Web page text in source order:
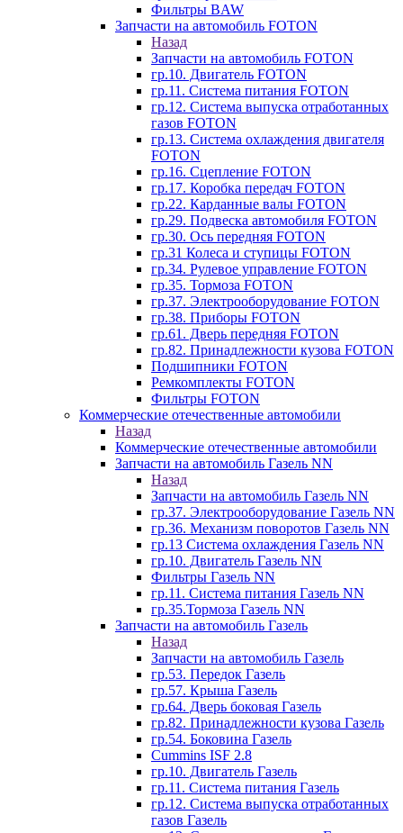
Фильтры BAW
Запчасти на автомобиль FOTON
Назад
Запчасти на автомобиль FOTON
гр.10. Двигатель FOTON
гр.11. Система питания FOTON
гр.12. Система выпуска отработанных
газов FOTON
гр.13. Система охлаждения двигателя
FOTON
гр.16. Сцепление FOTON
гр.17. Коробка передач FOTON
гр.22. Карданные валы FOTON
гр.29. Подвеска автомобиля FOTON
гр.30. Ось передняя FOTON
гр.31 Колеса и ступицы FOTON
гр.34. Рулевое управление FOTON
гр.35. Тормоза FOTON
гр.37. Электрооборудование FOTON
гр.38. Приборы FOTON
гр.61. Дверь передняя FOTON
гр.82. Принадлежности кузова FOTON
Подшипники FOTON
Ремкомплекты FOTON
Фильтры FOTON
Коммерческие отечественные автомобили
Назад
Коммерческие отечественные автомобили
Запчасти на автомобиль Газель NN
Назад
Запчасти на автомобиль Газель NN
гр.37. Электрооборудование Газель NN
гр.36. Механизм поворотов Газель NN
гр.13 Система охлаждения Газель NN
гр.10. Двигатель Газель NN
Фильтры Газель NN
гр.11. Система питания Газель NN
гр.35.Тормоза Газель NN
Запчасти на автомобиль Газель
Назад
Запчасти на автомобиль Газель
гр.53. Передок Газель
гр.57. Крыша Газель
гр.64. Дверь боковая Газель
гр.82. Принадлежности кузова Газель
гр.54. Боковина Газель
Cummins ISF 2.8
гр.10. Двигатель Газель
гр.11. Система питания Газель
гр.12. Система выпуска отработанных
газов Газель